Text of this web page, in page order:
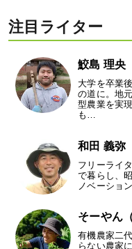
注目ライター
鮫島 理央
大学を卒業
の道に。地
型農業を実
も…
和田 義弥
フリーライ
で暮らし、
ノベーショ
そーやん
有機農家二
らない農家